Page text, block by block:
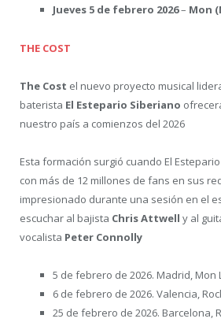
Jueves 5 de febrero 2026– Mon
THE COST
The Cost el nuevo proyecto musical
baterista El Estepario Siberiano
nuestro país a comienzos del 2026
Esta formación surgió cuando El
con más de 12 millones de fans en sus
impresionado durante una sesión en el
escuchar al bajista Chris Attwell y al
vocalista Peter Connolly
5 de febrero de 2026. Madrid, Mon
6 de febrero de 2026. Valencia,
25 de febrero de 2026. Barcelona,